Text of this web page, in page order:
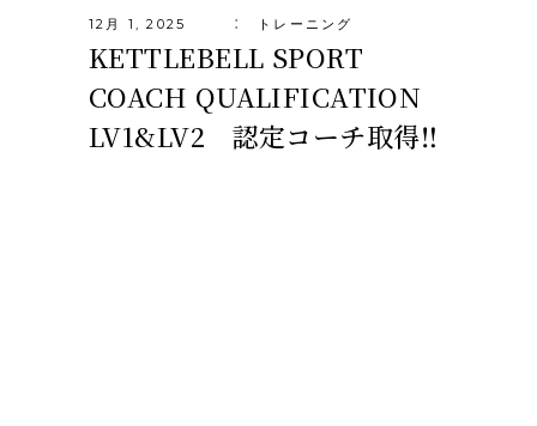
12月 1, 2025 トレーニング
KETTLEBELL SPORT
COACH QUALIFICATION
LV1&LV2 認定コーチ取得‼️